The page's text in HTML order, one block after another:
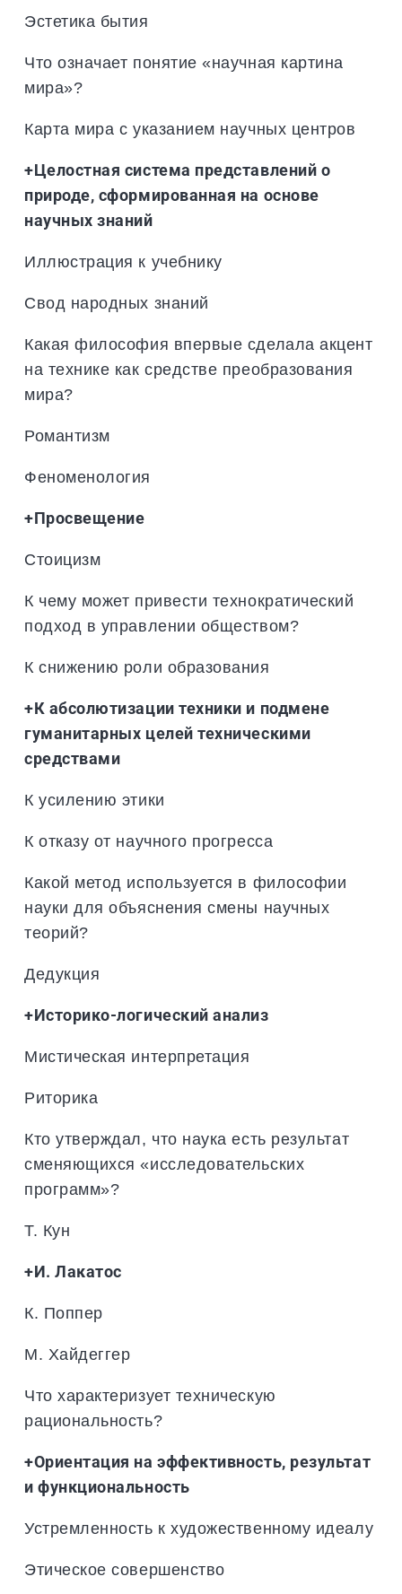
Эстетика бытия
Что означает понятие «научная картина
мира»?
Карта мира с указанием научных центров
+Целостная система представлений о
природе, сформированная на основе
научных знаний
Иллюстрация к учебнику
Свод народных знаний
Какая философия впервые сделала акцент
на технике как средстве преобразования
мира?
Романтизм
Феноменология
+Просвещение
Стоицизм
К чему может привести технократический
подход в управлении обществом?
К снижению роли образования
+К абсолютизации техники и подмене
гуманитарных целей техническими
средствами
К усилению этики
К отказу от научного прогресса
Какой метод используется в философии
науки для объяснения смены научных
теорий?
Дедукция
+Историко-логический анализ
Мистическая интерпретация
Риторика
Кто утверждал, что наука есть результат
сменяющихся «исследовательских
программ»?
Т. Кун
+И. Лакатос
К. Поппер
М. Хайдеггер
Что характеризует техническую
рациональность?
+Ориентация на эффективность, результат
и функциональность
Устремленность к художественному идеалу
Этическое совершенство